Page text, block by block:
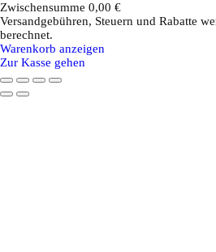
Produkte
im
Warenkorb
Zwischensumme 0,00 €
Versandgebühren, Steuern und Rabatte
berechnet.
Warenkorb anzeigen
Zur Kasse gehen